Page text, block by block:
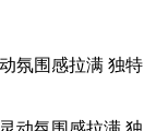
氛围感拉满 独特